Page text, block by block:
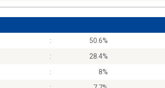
:
50.6%
:
28.4%
:
8%